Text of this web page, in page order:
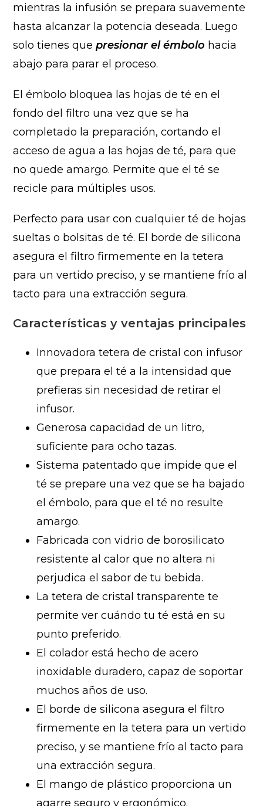
mientras la infusión se prepara suavemente
hasta alcanzar la potencia deseada. Luego
solo tienes quepresionar el émbolo hacia
abajo para parar el proceso.
El émbolo bloquea las hojas de té en el
fondo del filtro una vez que se ha
completado la preparación, cortando el
acceso de agua a las hojas de té, para que
no quede amargo. Permite que el té se
recicle para múltiples usos.
Perfecto para usar con cualquier té de hojas
sueltas o bolsitas de té. El borde de silicona
asegura el filtro firmemente en la tetera
para un vertido preciso, y se mantiene frío al
tacto para una extracción segura.
Características y ventajas principales
Innovadora tetera de cristal con infusor
que prepara el té a la intensidad que
prefieras sin necesidad de retirar el
infusor.
Generosa capacidad de un litro,
suficiente para ocho tazas.
Sistema patentado que impide que el
té se prepare una vez que se ha bajado
el émbolo, para que el té no resulte
amargo.
Fabricada con vidrio de borosilicato
resistente al calor que no altera ni
perjudica el sabor de tu bebida.
La tetera de cristal transparente te
permite ver cuándo tu té está en su
punto preferido.
El colador está hecho de acero
inoxidable duradero, capaz de soportar
muchos años de uso.
El borde de silicona asegura el filtro
firmemente en la tetera para un vertido
preciso, y se mantiene frío al tacto para
una extracción segura.
El mango de plástico proporciona un
agarre seguro y ergonómico.